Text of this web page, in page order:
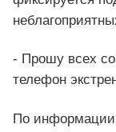
- Прошу всех
телефон
По